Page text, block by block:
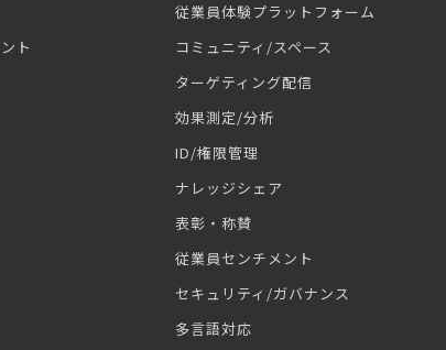
ト
従業員体験プラットフォーム
コミュニティ/スペース
ターゲティング配信
効果測定/分析
ID/権限管理
ナレッジシェア
表彰・称賛
従業員センチメント
セキュリティ/ガバナンス
多言語対応